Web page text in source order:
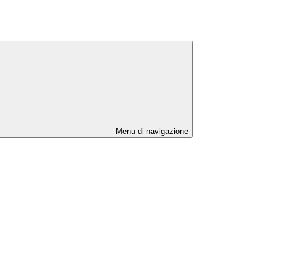
Menu di navigazione